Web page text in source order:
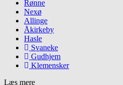
Rønne
Nexø
Allinge
Åkirkeby
Hasle
Svaneke
Gudhjem
Klemensker
Læs mere